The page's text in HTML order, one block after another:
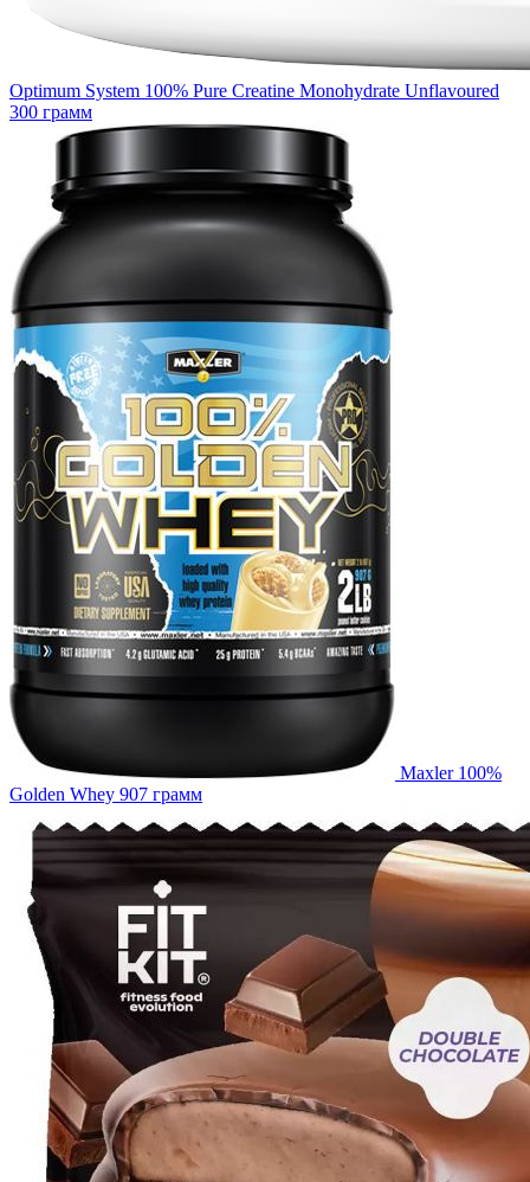
Optimum System 100% Pure Creatine Monohydrate Unflavoured
300 грамм
Maxler 100%
Golden Whey 907 грамм